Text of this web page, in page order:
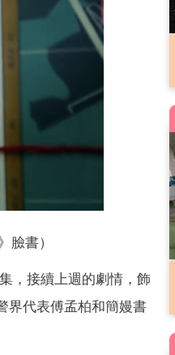
臉書）
，接續上週的劇情，飾
界代表傅孟柏和簡嫚書